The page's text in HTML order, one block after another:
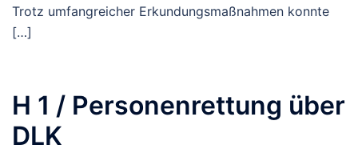
Trotz umfangreicher Erkundungsmaßnahmen konnte
[…]
H 1 / Personenrettung über
DLK